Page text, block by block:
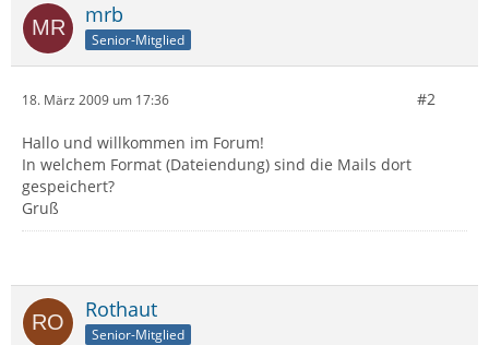
mrb
Senior-Mitglied
18. März 2009 um 17:36 #2
Hallo und willkommen im Forum!
In welchem Format (Dateiendung) sind die Mails dort
gespeichert?
Gruß
Rothaut
Senior-Mitglied